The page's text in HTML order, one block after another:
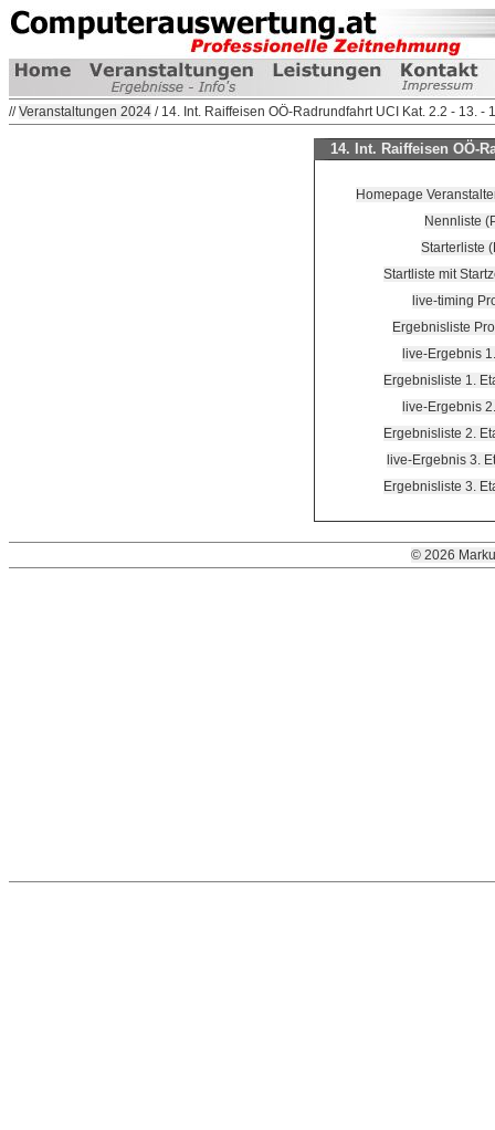
//Veranstaltungen 2024 / 14. Int. Raiffeisen OÖ-Radrundfahrt UCI Kat. 2.2 - 13. -
14. Int. Raiffeisen OÖ-
Homepage
Nennliste
Starterliste
Startliste mit
live-timing
Ergebnisliste
live-Ergebnis
Ergebnisliste 1.
live-Ergebnis
Ergebnisliste 2.
live-Ergebnis 3.
Ergebnisliste 3.
© 2026